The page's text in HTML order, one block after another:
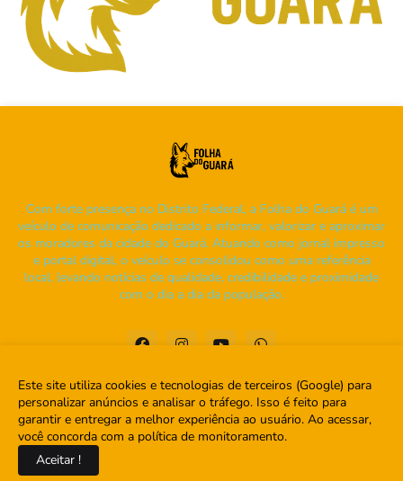
Com forte presença no Distrito Federal, a Folha do Guará é um
veículo de comunicação dedicado a informar, valorizar e aproximar
os moradores da cidade do Guará. Atuando como jornal impresso
e portal digital, o veículo se consolidou como uma referência
local, levando notícias de qualidade, credibilidade e proximidade
com o dia a dia da população.
Home Sobre Contato
Este site utiliza cookies e tecnologias de terceiros (Google) para
personalizar anúncios e analisar o tráfego. Isso é feito para
garantir e entregar a melhor experiência ao usuário. Ao acessar,
você concorda com a política de monitoramento.
Aceitar !